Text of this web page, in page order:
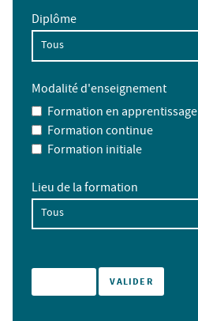
Diplôme
Modalité d'enseignement
Formation en apprentissage
Formation continue
Formation initiale
Lieu de la formation